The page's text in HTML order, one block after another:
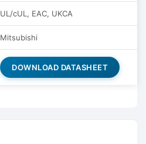
UL/cUL, EAC, UKCA
Mitsubishi
DOWNLOAD DATASHEET